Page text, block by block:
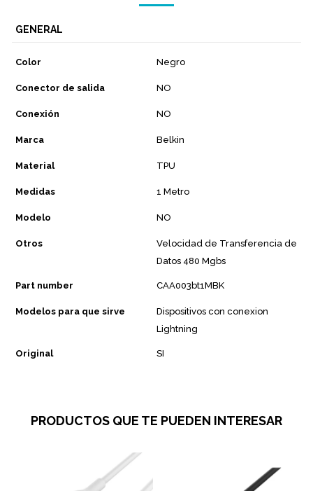
GENERAL
Color Negro
Conector de salida NO
Conexión NO
Marca Belkin
Material TPU
Medidas 1 Metro
Modelo NO
Otros
Velocidad de Transferencia de
Datos 480 Mgbs
Part number CAA003bt1MBK
Modelos para que sirve
Dispositivos con conexion
Lightning
Original SI
PRODUCTOS QUE TE PUEDEN INTERESAR